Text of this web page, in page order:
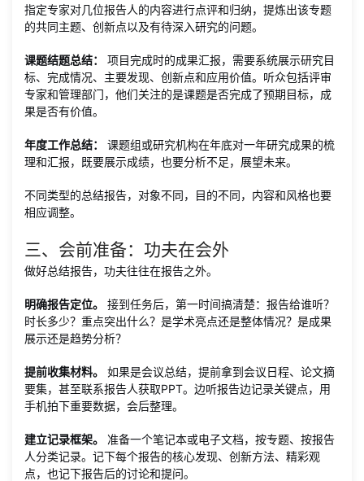
指定专家对几位报告人的内容进行点评和归纳，提炼出该专题
的共同主题、创新点以及有待深入研究的问题。
课题结题总结：
项目完成时的成果汇报，需要系统展示研究目
标、完成情况、主要发现、创新点和应用价值。听众包括评审
专家和管理部门，他们关注的是课题是否完成了预期目标，成
果是否有价值。
年度工作总结：
课题组或研究机构在年底对一年研究成果的梳
理和汇报，既要展示成绩，也要分析不足，展望未来。
不同类型的总结报告，对象不同，目的不同，内容和风格也要
相应调整。
三、会前准备：功夫在会外
做好总结报告，功夫往往在报告之外。
明确报告定位。
接到任务后，第一时间搞清楚：报告给谁听？
时长多少？重点突出什么？是学术亮点还是整体情况？是成果
展示还是趋势分析？
提前收集材料。
如果是会议总结，提前拿到会议日程、论文摘
要集，甚至联系报告人获取PPT。边听报告边记录关键点，用
手机拍下重要数据，会后整理。
建立记录框架。
准备一个笔记本或电子文档，按专题、按报告
人分类记录。记下每个报告的核心发现、创新方法、精彩观
点，也记下报告后的讨论和提问。